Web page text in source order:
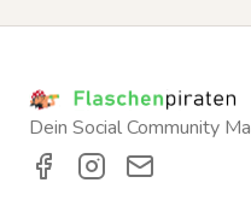
Dein Social Community